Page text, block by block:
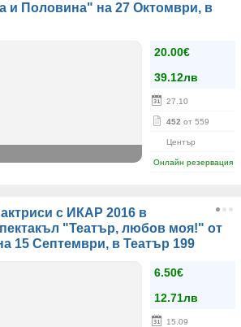
и Половина" на 27 Октомври, в
20.00€
39.12лв
27.10
452 от 559
Център
Онлайн резервация
с ИКАР 2016 в
"Театър, любов моя!" от
15 Септември, в Театър 199
6.50€
12.71лв
15.09